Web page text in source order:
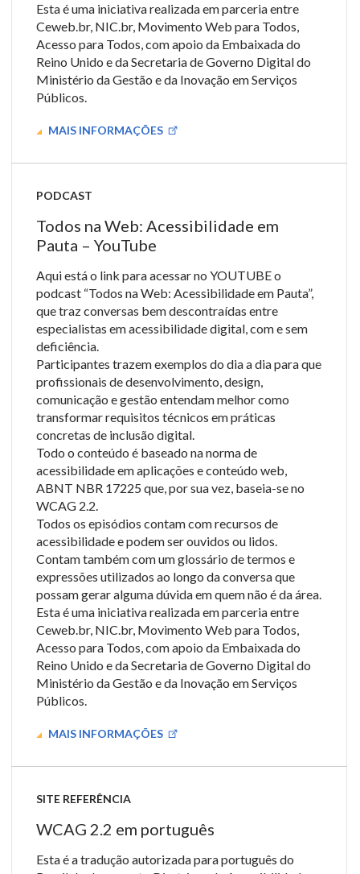
Esta é uma iniciativa realizada em parceria entre
Ceweb.br, NIC.br, Movimento Web para Todos,
Acesso para Todos, com apoio da Embaixada do
Reino Unido e da Secretaria de Governo Digital do
Ministério da Gestão e da Inovação em Serviços
Públicos.
MAIS INFORMAÇÕES
PODCAST
Todos na Web: Acessibilidade em
Pauta – YouTube
Aqui está o link para acessar no YOUTUBE o
podcast “Todos na Web: Acessibilidade em Pauta”,
que traz conversas bem descontraídas entre
especialistas em acessibilidade digital, com e sem
deficiência.
Participantes trazem exemplos do dia a dia para que
profissionais de desenvolvimento, design,
comunicação e gestão entendam melhor como
transformar requisitos técnicos em práticas
concretas de inclusão digital.
Todo o conteúdo é baseado na norma de
acessibilidade em aplicações e conteúdo web,
ABNT NBR 17225 que, por sua vez, baseia-se no
WCAG 2.2.
Todos os episódios contam com recursos de
acessibilidade e podem ser ouvidos ou lidos.
Contam também com um glossário de termos e
expressões utilizados ao longo da conversa que
possam gerar alguma dúvida em quem não é da área.
Esta é uma iniciativa realizada em parceria entre
Ceweb.br, NIC.br, Movimento Web para Todos,
Acesso para Todos, com apoio da Embaixada do
Reino Unido e da Secretaria de Governo Digital do
Ministério da Gestão e da Inovação em Serviços
Públicos.
MAIS INFORMAÇÕES
SITE REFERÊNCIA
WCAG 2.2 em português
Esta é a tradução autorizada para português do